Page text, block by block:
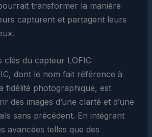
transformer la manière
capturent et partagent leurs
clés du capteur LOFIC
dont le nom fait référence à
fidélité photographique, est
des images d’une clarté et d’une
sans précédent. En intégrant
avancées telles que des